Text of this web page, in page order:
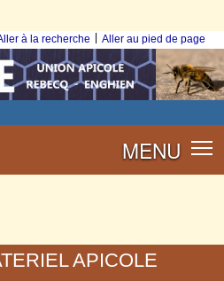
à la recherche Aller au pied de page
MENU
APICOLE